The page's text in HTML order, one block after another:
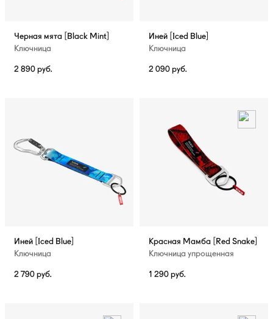
Черная мята [Black Mint]
Ключница
2 890 руб.
Иней [Iced Blue]
Ключница
2 090 руб.
Иней [Iced Blue]
Ключница
2 790 руб.
Красная Мамба [Red Snake]
Ключница упрощенная
1 290 руб.